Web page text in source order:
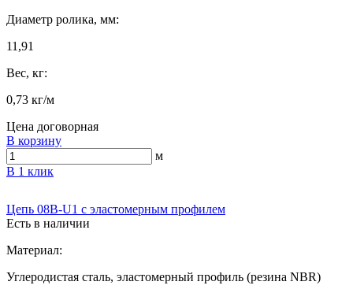
Диаметр ролика, мм:
11,91
Вес, кг:
0,73 кг/м
Цена договорная
В корзину
м
В 1 клик
Цепь 08B-U1 с эластомерным профилем
Есть в наличии
Материал:
Углеродистая сталь, эластомерный профиль (резина NBR)